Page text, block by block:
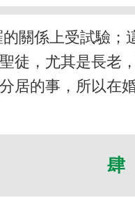
關係上受試驗；
徒，尤其是長老
居的事，所以在
肆